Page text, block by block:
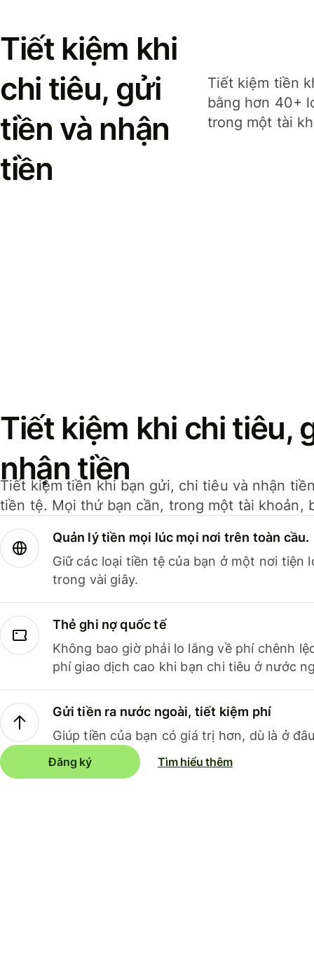
Tiết kiệm khi
chi tiêu, gửi
tiền và nhận
tiền
Tiết kiệm tiền
bằng hơn 40+
trong một tài
Tiết kiệm khi chi tiêu,
nhận tiền
Tiết kiệm tiền khi bạn gửi, chi tiêu và nhận
tiền tệ. Mọi thứ bạn cần, trong một tài khoản,
Quản lý tiền mọi lúc mọi nơi trên toàn cầu.
Giữ các loại tiền tệ của bạn ở một nơi tiện
trong vài giây.
Thẻ ghi nợ quốc tế
Không bao giờ phải lo lắng về phí chênh
phí giao dịch cao khi bạn chi tiêu ở nước
Gửi tiền ra nước ngoài, tiết kiệm phí
Giúp tiền của bạn có giá trị hơn, dù là ở
Đăng ký Tìm hiểu thêm